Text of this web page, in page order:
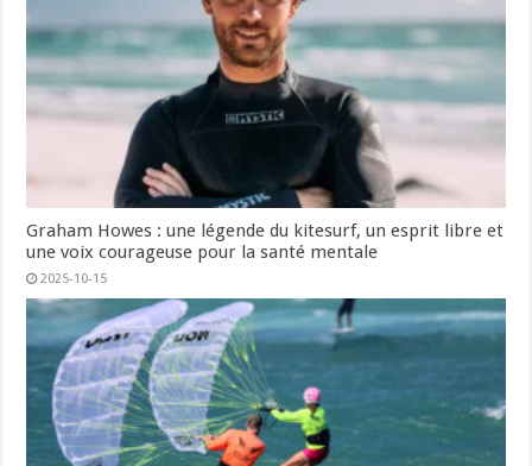
Graham Howes : une légende du kitesurf, un esprit libre et
une voix courageuse pour la santé mentale
2025-10-15